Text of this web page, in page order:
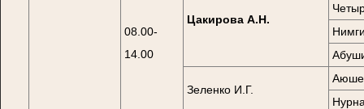
08.00-
14.00
Цакирова А.Н.
Зеленко И.Г.